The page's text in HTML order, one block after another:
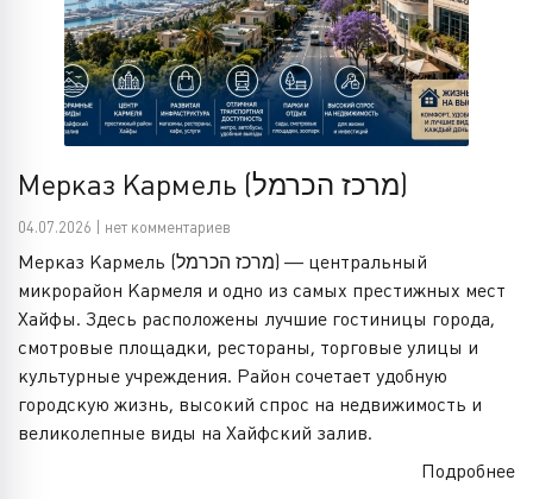
Мерказ Кармель (מרכז הכרמל)
04.07.2026 | нет комментариев
Мерказ Кармель (מרכז הכרמל) — центральный
микрорайон Кармеля и одно из самых престижных мест
Хайфы. Здесь расположены лучшие гостиницы города,
смотровые площадки, рестораны, торговые улицы и
культурные учреждения. Район сочетает удобную
городскую жизнь, высокий спрос на недвижимость и
великолепные виды на Хайфский залив.
Подробнее